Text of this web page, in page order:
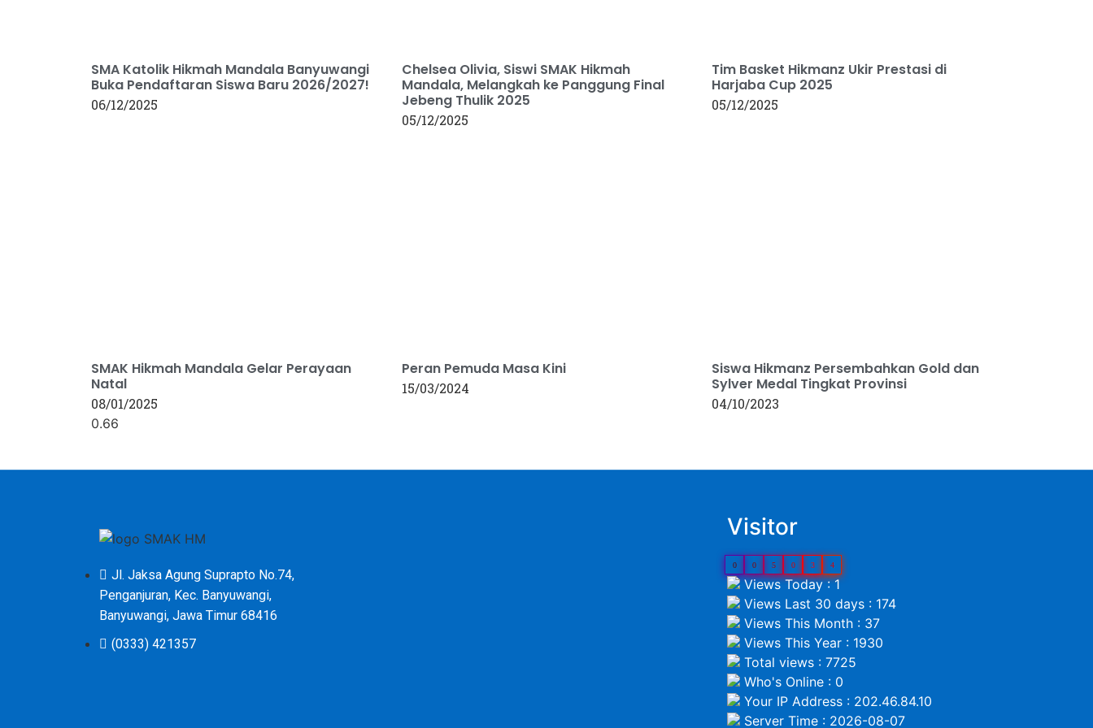
SMA Katolik Hikmah Mandala Banyuwangi
Buka Pendaftaran Siswa Baru 2026/2027!
06/12/2025
Chelsea Olivia, Siswi SMAK Hikmah
Mandala, Melangkah ke Panggung Final
Jebeng Thulik 2025
05/12/2025
Tim Basket Hikmanz Ukir Prestasi di
Harjaba Cup 2025
05/12/2025
SMAK Hikmah Mandala Gelar Perayaan
Natal
08/01/2025
Peran Pemuda Masa Kini
15/03/2024
Siswa Hikmanz Persembahkan Gold dan
Sylver Medal Tingkat Provinsi
04/10/2023
Jl. Jaksa Agung Suprapto No.74,
Penganjuran, Kec. Banyuwangi,
Banyuwangi, Jawa Timur 68416
(0333) 421357
Visitor
0 0 5 0 3 4
Views Today : 1
Views Last 30 days : 174
Views This Month : 37
Views This Year : 1930
Total views : 7725
Who's Online : 0
Your IP Address : 202.46.84.10
Server Time : 2026-08-07